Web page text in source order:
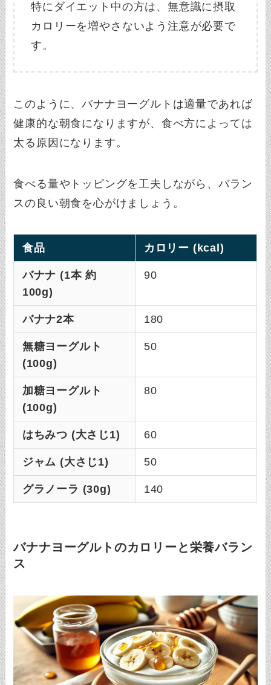
特にダイエット中の方は、無意識に摂取
カロリーを増やさないよう注意が必要で
す。
このように、バナナヨーグルトは適量であれば
健康的な朝食になりますが、食べ方によっては
太る原因になります。
食べる量やトッピングを工夫しながら、バラン
スの良い朝食を心がけましょう。
食品 カロリー (kcal)
バナナ (1本 約
100g)
90
バナナ2本 180
無糖ヨーグルト
(100g)
50
加糖ヨーグルト
(100g)
80
はちみつ (大さじ1) 60
ジャム (大さじ1) 50
グラノーラ (30g) 140
バナナヨーグルトのカロリーと栄養バラン
ス